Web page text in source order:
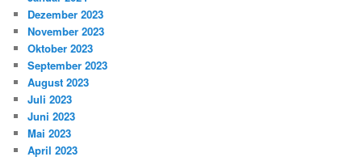
Dezember 2023
November 2023
Oktober 2023
September 2023
August 2023
Juli 2023
Juni 2023
Mai 2023
April 2023